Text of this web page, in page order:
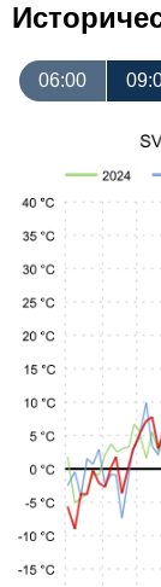
06:00